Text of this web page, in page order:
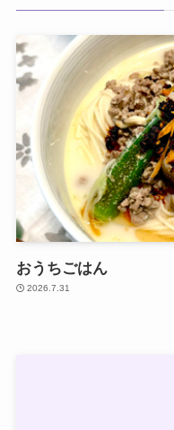
おうちごはん
2026.7.31